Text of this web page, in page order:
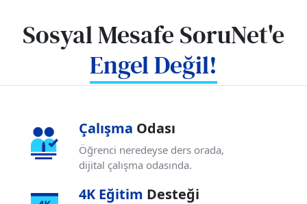
Sosyal Mesafe SoruNet'e
Engel Değil!
Çalışma Odası
Öğrenci neredeyse ders orada,
dijital çalışma odasında.
4K Eğitim Desteği